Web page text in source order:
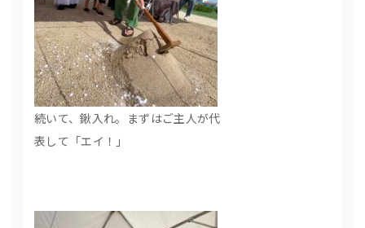
続いて、鍬入れ。まずはご主人が代
表して「エイ！」